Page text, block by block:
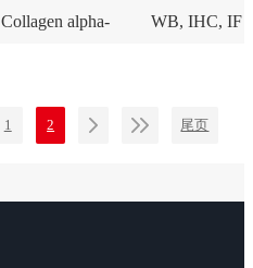
Collagen alpha- WB, IHC, IF
1 2 尾页